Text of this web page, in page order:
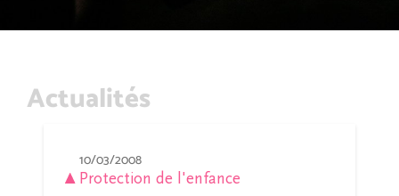
Actualités
10/03/2008
Protection de l'enfance